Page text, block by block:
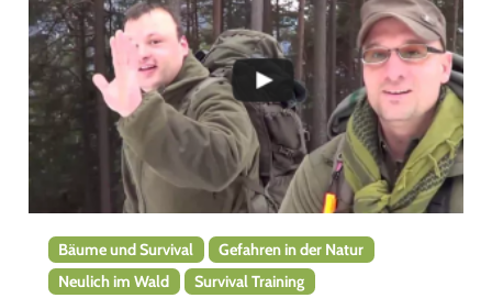
Bäume und Survival
Gefahren in der Natur
Neulich im Wald
Survival Training